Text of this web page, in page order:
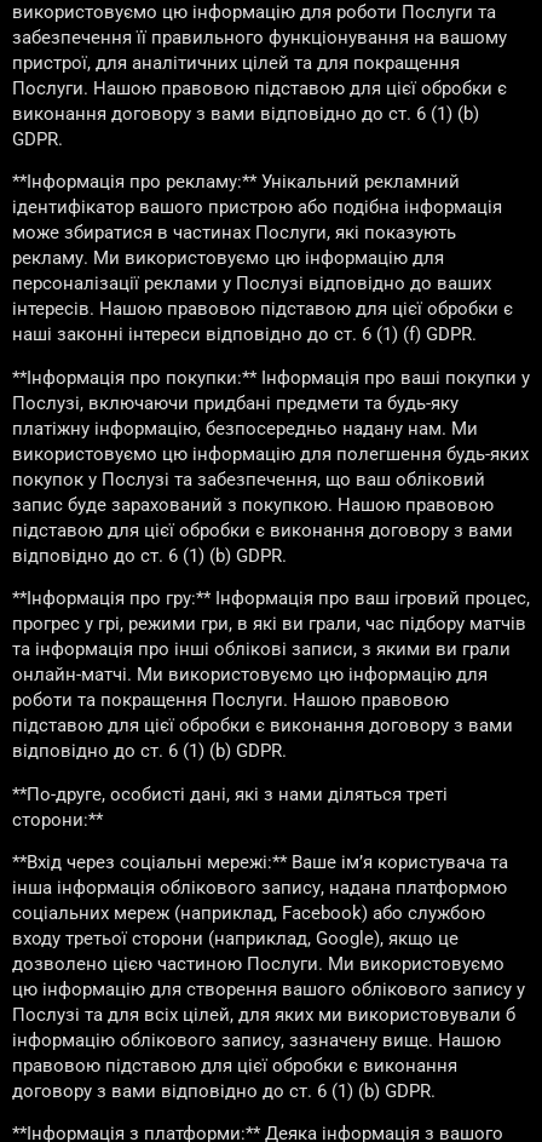
використовуємо цю інформацію для роботи Послуги та
забезпечення її правильного функціонування на вашому
пристрої, для аналітичних цілей та для покращення
Послуги. Нашою правовою підставою для цієї обробки є
виконання договору з вами відповідно до ст. 6 (1) (b)
GDPR.
**Інформація про рекламу:** Унікальний рекламний
ідентифікатор вашого пристрою або подібна інформація
може збиратися в частинах Послуги, які показують
рекламу. Ми використовуємо цю інформацію для
персоналізації реклами у Послузі відповідно до ваших
інтересів. Нашою правовою підставою для цієї обробки є
наші законні інтереси відповідно до ст. 6 (1) (f) GDPR.
**Інформація про покупки:** Інформація про ваші покупки у
Послузі, включаючи придбані предмети та будь-яку
платіжну інформацію, безпосередньо надану нам. Ми
використовуємо цю інформацію для полегшення будь-яких
покупок у Послузі та забезпечення, що ваш обліковий
запис буде зарахований з покупкою. Нашою правовою
підставою для цієї обробки є виконання договору з вами
відповідно до ст. 6 (1) (b) GDPR.
**Інформація про гру:** Інформація про ваш ігровий процес,
прогрес у грі, режими гри, в які ви грали, час підбору матчів
та інформація про інші облікові записи, з якими ви грали
онлайн-матчі. Ми використовуємо цю інформацію для
роботи та покращення Послуги. Нашою правовою
підставою для цієї обробки є виконання договору з вами
відповідно до ст. 6 (1) (b) GDPR.
**По-друге, особисті дані, які з нами діляться треті
сторони:**
**Вхід через соціальні мережі:** Ваше ім’я користувача та
інша інформація облікового запису, надана платформою
соціальних мереж (наприклад, Facebook) або службою
входу третьої сторони (наприклад, Google), якщо це
дозволено цією частиною Послуги. Ми використовуємо
цю інформацію для створення вашого облікового запису у
Послузі та для всіх цілей, для яких ми використовували б
інформацію облікового запису, зазначену вище. Нашою
правовою підставою для цієї обробки є виконання
договору з вами відповідно до ст. 6 (1) (b) GDPR.
**Інформація з платформи:** Деяка інформація з вашого